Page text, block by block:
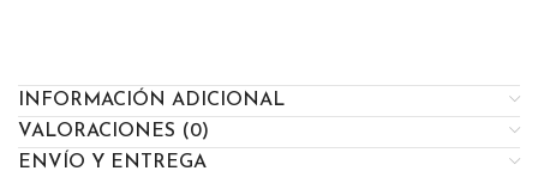
INFORMACIÓN ADICIONAL
VALORACIONES (0)
ENVÍO Y ENTREGA